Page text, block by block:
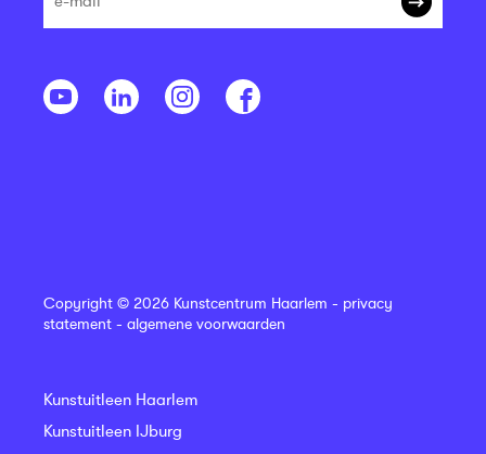
Copyright © 2026 Kunstcentrum Haarlem - privacy
statement - algemene voorwaarden
Kunstuitleen Haarlem
Kunstuitleen IJburg